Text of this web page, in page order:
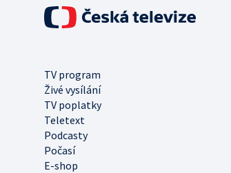
TV program
Živé vysílání
TV poplatky
Teletext
Podcasty
Počasí
E-shop